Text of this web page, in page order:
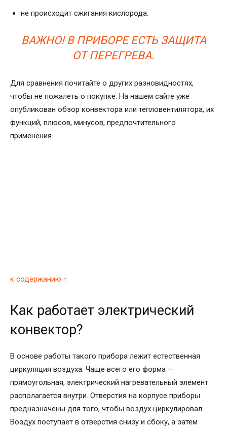
не происходит сжигания кислорода.
ВАЖНО! В ПРИБОРЕ ЕСТЬ ЗАЩИТА
ОТ ПЕРЕГРЕВА.
Для сравнения почитайте о других разновидностях,
чтобы не пожалеть о покупке. На нашем сайте уже
опубликован обзор конвектора или тепловентилятора, их
функций, плюсов, минусов, предпочтительного
применения.
к содержанию ↑
Как работает электрический
конвектор?
В основе работы такого прибора лежит естественная
циркуляция воздуха. Чаще всего его форма —
прямоугольная, электрический нагревательный элемент
располагается внутри. Отверстия на корпусе приборы
предназначены для того, чтобы воздух циркулировал.
Воздух поступает в отверстия снизу и сбоку, а затем